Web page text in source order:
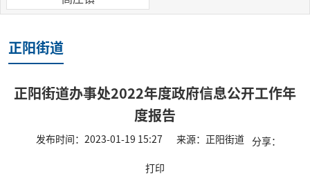
正阳街道
正阳街道办事处2022年度政府信息公开工作年
度报告
发布时间：2023-01-19 15:27 来源：正阳街道 分享：
打印